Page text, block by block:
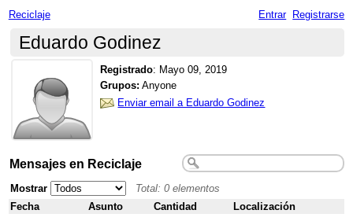
Reciclaje Entrar Registrarse
Eduardo Godinez
Registrado: Mayo 09, 2019
Grupos: Anyone
Enviar email a Eduardo Godinez
Mensajes en Reciclaje
Mostrar
Total: 0 elementos
Fecha
Asunto Cantidad Localización